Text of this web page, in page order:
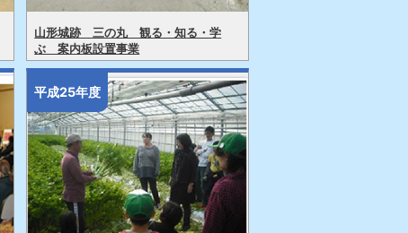
山形城跡 三の丸 観る・知る・学
ぶ 案内板設置事業
平成25年度